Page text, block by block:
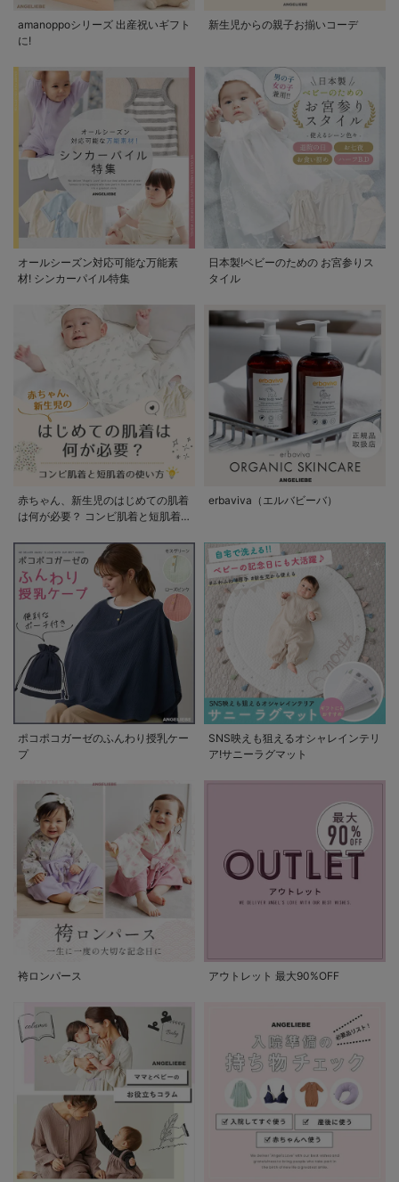
amanoppoシリーズ 出産祝いギフト
に!
新生児からの親子お揃いコーデ
オールシーズン対応可能な万能素
材! シンカーパイル特集
日本製!ベビーのための お宮参りス
タイル
赤ちゃん、新生児のはじめての肌着
は何が必要？ コンビ肌着と短肌着
erbaviva（エルバビーバ）
ポコポコガーゼのふんわり授乳ケー
プ
SNS映えも狙えるオシャレインテリ
ア!サニーラグマット
袴ロンパース アウトレット 最大90%OFF